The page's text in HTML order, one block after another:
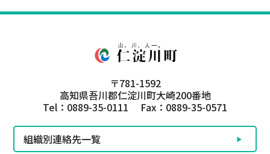
〒781-1592
高知県吾川郡仁淀川町大崎200番地
Tel：0889-35-0111 Fax：0889-35-0571
組織別連絡先一覧